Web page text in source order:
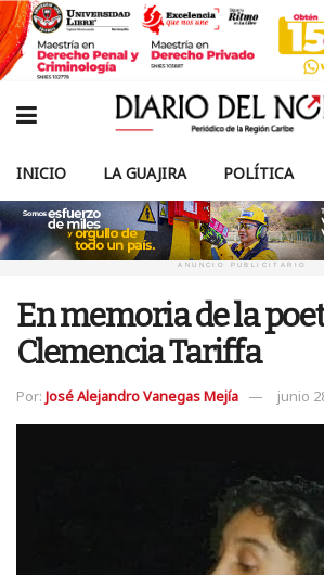
INICIO LA GUAJIRA POLÍTICA
ANUNCIO PUBLICITARIO
En memoria de la
Clemencia Tariffa
Por: José Alejandro Vanegas Mejía junio